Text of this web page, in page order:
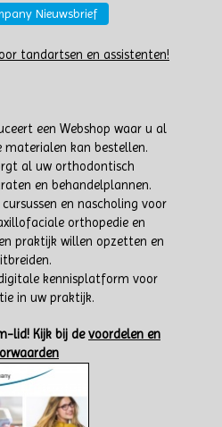
Nieuwsbrief
tandartsen en assistenten!
een Webshop waar u al
kan bestellen.
al uw orthodontisch
en behandelplannen.
en nascholing voor
orthopedie en
praktijk willen opzetten en
kennisplatform voor
in uw praktijk.
lid! Kijk bij devoordelen en